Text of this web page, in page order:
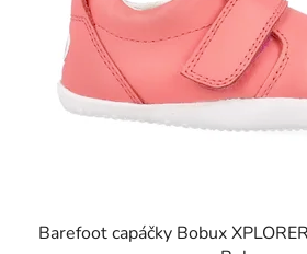
Barefoot capáčky Bobux